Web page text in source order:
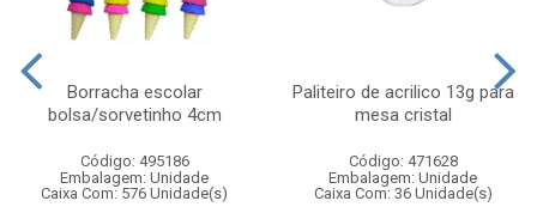
Borracha escolar
bolsa/sorvetinho 4cm
Código: 495186
Embalagem: Unidade
Caixa Com: 576 Unidade(s)
Paliteiro de acrilico 13g para
mesa cristal
Código: 471628
Embalagem: Unidade
Caixa Com: 36 Unidade(s)